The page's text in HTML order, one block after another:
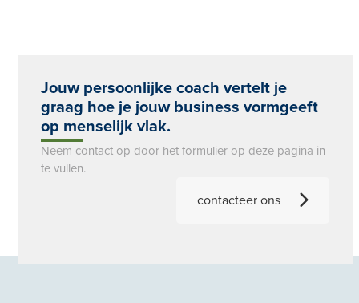
Jouw persoonlijke coach vertelt je
graag hoe je jouw business vormgeeft
op menselijk vlak.
Neem contact op door het formulier op deze pagina in
te vullen.
contacteer ons